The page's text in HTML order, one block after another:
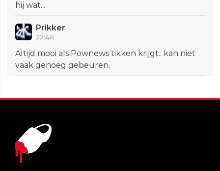
hij wat...
Prikker
22:48
Altijd mooi als Pownews tikken krijgt.. kan niet
vaak genoeg gebeuren.